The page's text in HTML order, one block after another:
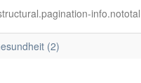
info.nototal
(2)